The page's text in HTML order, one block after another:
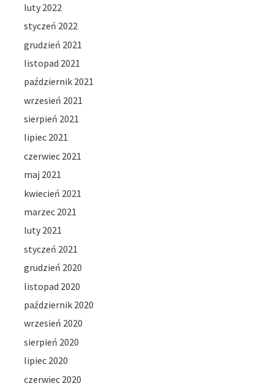
luty 2022
styczeń 2022
grudzień 2021
listopad 2021
październik 2021
wrzesień 2021
sierpień 2021
lipiec 2021
czerwiec 2021
maj 2021
kwiecień 2021
marzec 2021
luty 2021
styczeń 2021
grudzień 2020
listopad 2020
październik 2020
wrzesień 2020
sierpień 2020
lipiec 2020
czerwiec 2020